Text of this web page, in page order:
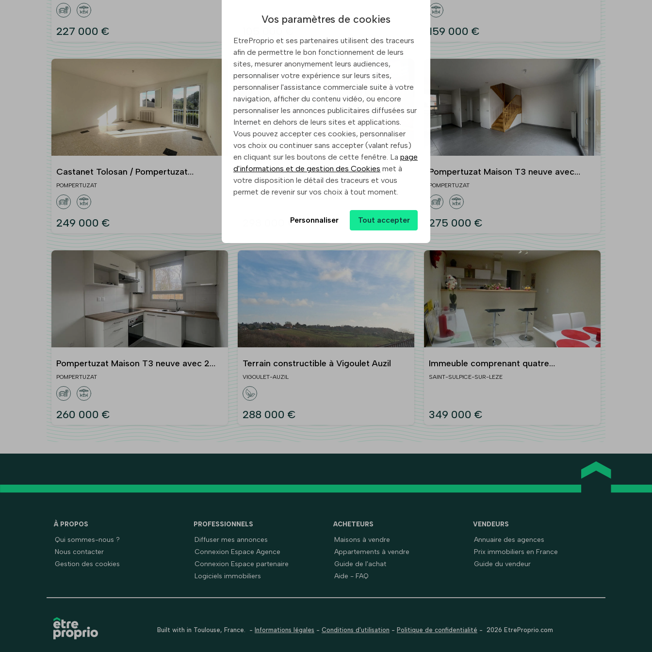
parking et cave
227 000 € 159 000 €
Castanet Tolosan / Pompertuzat
Appartement de type 4 avec deux
terrasses et garage
POMPERTUZAT
249 000 €
Immeuble constitué de 5 appartements
SAINT-SULPICE-SUR-LEZE
298 000 €
Pompertuzat Maison T3 neuve avec
jardin et deux parkings
POMPERTUZAT
275 000 €
Pompertuzat Maison T3 neuve avec 2
parkings et jardin
POMPERTUZAT
260 000 €
Terrain constructible à Vigoulet Auzil
VIGOULET-AUZIL
288 000 €
Immeuble comprenant quatre
appartements et un local commercial
SAINT-SULPICE-SUR-LEZE
349 000 €
À PROPOS
Qui sommes-nous ?
Nous contacter
Gestion des cookies
PROFESSIONNELS
Diffuser mes annonces
Connexion Espace Agence
Connexion Espace partenaire
Logiciels immobiliers
ACHETEURS
Maisons à vendre
Appartements à vendre
Guide de l'achat
Aide - FAQ
VENDEURS
Annuaire des agences
Prix immobiliers en France
Guide du vendeur
Built with in Toulouse, France. - Informations légales - Conditions d'utilisation - Politique de confidentialité - 2026 EtreProprio.com
Vos paramètres de cookies
EtreProprio et ses partenaires utilisent des traceurs
afin de permettre le bon fonctionnement de leurs
sites, mesurer anonymement leurs audiences,
personnaliser votre expérience sur leurs sites,
personnaliser l'assistance commerciale suite à votre
navigation, afficher du contenu vidéo, ou encore
personnaliser les annonces publicitaires diffusées sur
Internet en dehors de leurs sites et applications.
Vous pouvez accepter ces cookies, personnaliser
vos choix ou continuer sans accepter (valant refus)
en cliquant sur les boutons de cette fenêtre. La page
d'informations et de gestion des Cookies met à
votre disposition le détail des traceurs et vous
permet de revenir sur vos choix à tout moment.
Personnaliser Tout accepter